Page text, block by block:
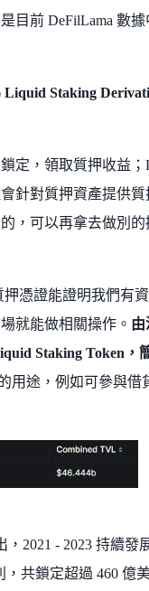
是目前 DeFilLama 數據
Staking
定，領取質押收益；
針對質押資產提供質
，可以再拿去做別的
憑證能證明我們有
就能做相關操作。 由
Staking Token，
用途，例如可參與借
2021 - 2023 持續發
，共鎖定超過 460 億